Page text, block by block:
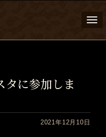
に参加しま
2021年12月10日